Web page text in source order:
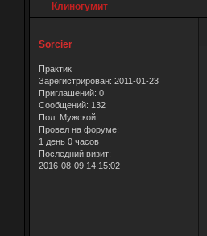
Клиногумит
Sorcier
Практик
Зарегистрирован: 2011-01-23
Приглашений: 0
Сообщений: 132
Пол: Мужской
Провел на форуме:
1 день 0 часов
Последний визит:
2016-08-09 14:15:02